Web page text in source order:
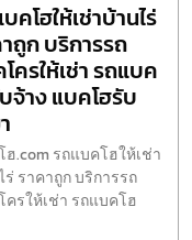
คโฮให้เช่าบ้านไร่
ถูก บริการรถ
ครให้เช่า รถแบค
จ้าง แบคโฮรับ
ฮ.com รถแบคโฮให้เช่า
ราคาถูก บริการรถ
ครให้เช่า รถแบคโฮ